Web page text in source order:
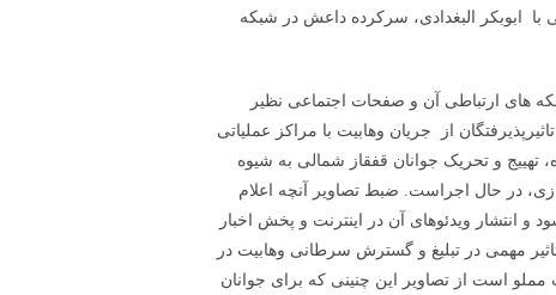
با ابوبکر البغدادی، سرکرده داعش در شبکه
های ارتباطی آن و صفحات اجتماعی نظیر
از جریان وهابیت با مراکز عملیاتی
تهییج و تحریک جوانان قفقاز شمالی به شیوه
در حال اجراست. ضبط تصاویر آنچه اعلام
و انتشار ویدئوهای آن در اینترنت و پخش اخبار
مهمی در تبلیغ و گسترش سرطانی وهابیت در
است از تصاویر این چنینی که برای جوانان